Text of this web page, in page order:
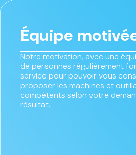
Équipe
Notre motivation, avec une
de personnes régulièrement
service pour pouvoir vous
proposer les machines et
compétents selon votre
résultat.